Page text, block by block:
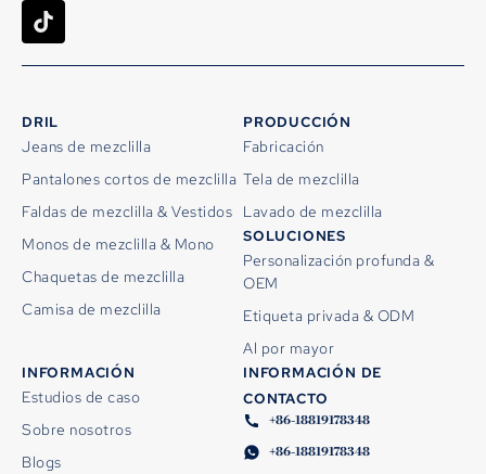
DRIL
Jeans de mezclilla
Pantalones cortos de mezclilla
Faldas de mezclilla & Vestidos
Monos de mezclilla & Mono
Chaquetas de mezclilla
Camisa de mezclilla
PRODUCCIÓN
Fabricación
Tela de mezclilla
Lavado de mezclilla
SOLUCIONES
Personalización profunda &
OEM
Etiqueta privada & ODM
Al por mayor
INFORMACIÓN
Estudios de caso
Sobre nosotros
Blogs
INFORMACIÓN DE
CONTACTO
+86-18819178348
+86-18819178348